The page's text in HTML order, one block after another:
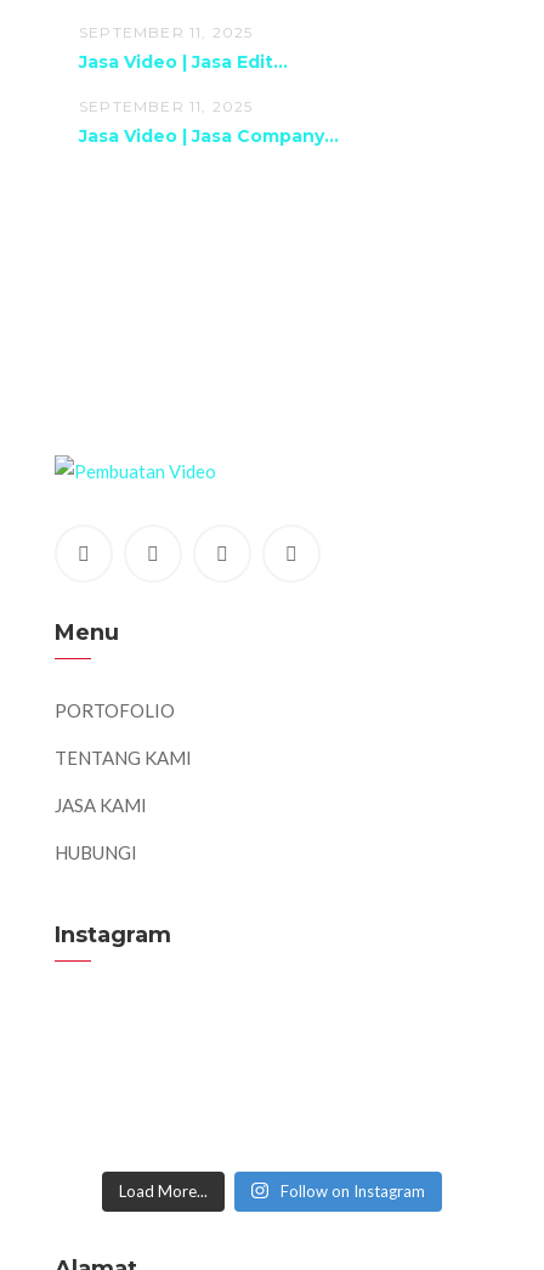
SEPTEMBER 11, 2025
Jasa Video | Jasa Edit...
SEPTEMBER 11, 2025
Jasa Video | Jasa Company...
Menu
PORTOFOLIO
TENTANG KAMI
JASA KAMI
HUBUNGI
Instagram
Load More... Follow on Instagram